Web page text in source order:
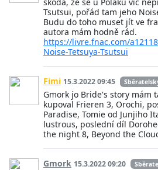
Tsutsui, pořád tam jeho
Budu do toho muset jít ve
autora mám hodně rád.
https://livre.fnac.com/
Noise-Tetsuya-Tsutsui
Fimi 15.3.2022 09:45
Gmork jo Bride's story mám
kupoval Frieren 3, Orochi,
Paradise, Tomie od Junjiho
lustrous, poslední díl
the night 8, Beyond the
Gmork 15.3.2022 09:20